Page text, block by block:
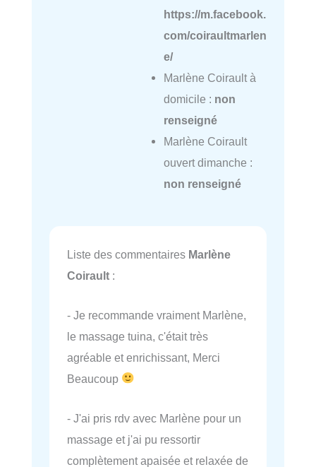
https://m.facebook.
com/coiraultmarlen
e/
Marlène Coirault à
domicile : non
renseigné
Marlène Coirault
ouvert dimanche :
non renseigné
Liste des commentaires Marlène
Coirault :
- Je recommande vraiment Marlène,
le massage tuina, c'était très
agréable et enrichissant, Merci
Beaucoup
- J'ai pris rdv avec Marlène pour un
massage et j'ai pu ressortir
complètement apaisée et relaxée de